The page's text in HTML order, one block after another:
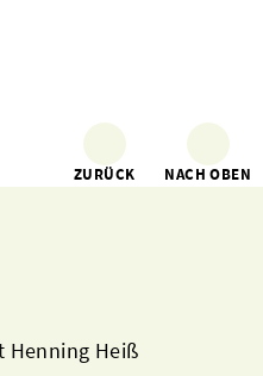
ZURÜCK NACH OBEN
Henning Heiß